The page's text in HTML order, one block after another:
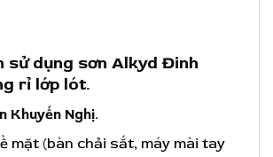
sử dụng sơn Alkyd Đinh
rỉ lớp lót.
Khuyến Nghị.
mặt (bàn chải sắt, máy mài tay